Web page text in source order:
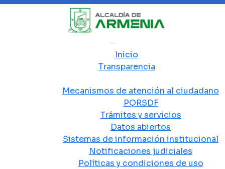
Inicio
Transparencia
Mecanismos de atención al ciudadano
PQRSDF
Trámites y servicios
Datos abiertos
Sistemas de información institucional
Notificaciones judiciales
Políticas y condiciones de uso